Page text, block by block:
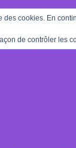
cookies. En
de contrôler les